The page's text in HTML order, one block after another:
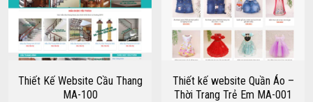
Thiết Kế Website Cầu Thang
MA-100
Thiết kế website Quần Áo –
Thời Trang Trẻ Em MA-001